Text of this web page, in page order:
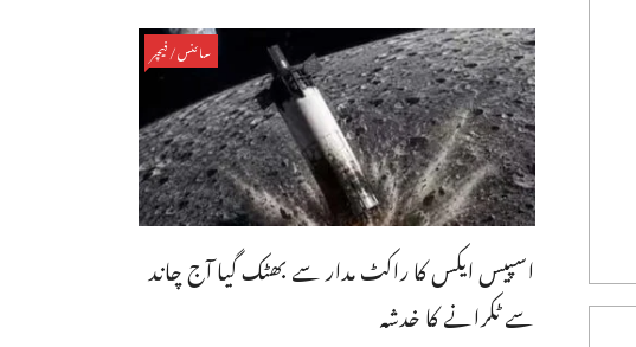
سائنس/فیچر
اسپیس ایکس کا راکٹ مدار سے بھٹک گیا آج چاند
سے ٹکرانے کا خدشہ